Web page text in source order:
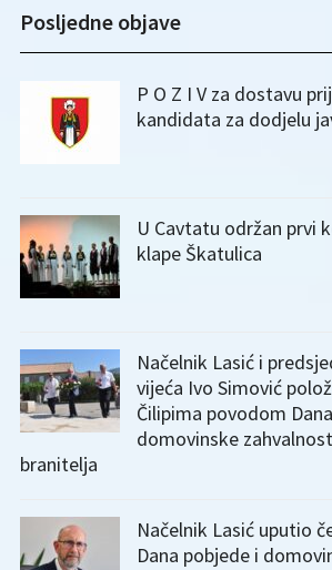
Posljedne objave
P O Z I V za dostavu
kandidata za dodjelu
U Cavtatu održan prvi
klape Škatulica
Načelnik Lasić i
vijeća Ivo Simović
Čilipima povodom
domovinske
branitelja
Načelnik Lasić uputio
Dana pobjede i